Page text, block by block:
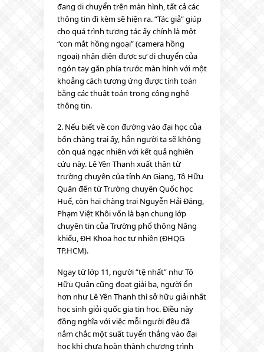
đang di chuyển trên màn hình, tất cả các
thông tin đi kèm sẽ hiện ra. “Tác giả” giúp
cho quá trình tương tác ấy chính là một
“con mắt hồng ngoại” (camera hồng
ngoại) nhận diện được sự di chuyển của
ngón tay gắn phía trước màn hình với một
khoảng cách tương ứng được tính toán
bằng các thuật toán trong công nghệ
thông tin.
2. Nếu biết về con đường vào đại học của
bốn chàng trai ấy, hẳn người ta sẽ không
còn quá ngạc nhiên với kết quả nghiên
cứu này. Lê Yên Thanh xuất thân từ
trường chuyên của tỉnh An Giang, Tô Hữu
Quân đến từ Trường chuyên Quốc học
Huế, còn hai chàng trai Nguyễn Hải Đăng,
Phạm Việt Khôi vốn là bạn chung lớp
chuyên tin của Trường phổ thông Năng
khiếu, ĐH Khoa học tự nhiên (ĐHQG
TP.HCM).
Ngay từ lớp 11, người “tệ nhất” như Tô
Hữu Quân cũng đoạt giải ba, người ổn
hơn như Lê Yên Thanh thì sở hữu giải nhất
học sinh giỏi quốc gia tin học. Điều này
đồng nghĩa với việc mỗi người đều đã
nắm chắc một suất tuyển thẳng vào đại
học khi chưa hoàn thành chương trình